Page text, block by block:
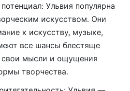
Ульвия популярна
искусством. Они
к искусству, музыке,
все шансы блестяще
свои мысли и ощущения
творчества.